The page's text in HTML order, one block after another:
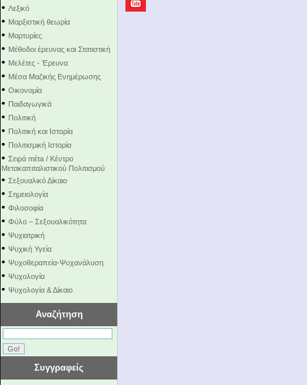
• Λεξικό
• Μαρξιστική θεωρία
• Μαρτυρίες
• Μέθοδοι έρευνας και Στατιστική
• Μελέτες - Έρευνα
• Μέσα Μαζικής Ενημέρωσης
• Οικονομία
• Παιδαγωγικά
• Πολιτική
• Πολιτική και Ιστορία
• Πολιτισμική Ιστορία
• Σειρά mέta / Κέντρο
Μετακαπιταλιστικού Πολιτισμού
• Σεξουαλικό Δίκαιο
• Σημειολογία
• Φιλοσοφία
• Φύλο – Σεξουαλικότητα
• Ψυχιατρική
• Ψυχική Υγεία
• Ψυχοθεραπεία-Ψυχανάλυση
• Ψυχολογία
• Ψυχολογία & Δίκαιο
Αναζήτηση
Συγγραφείς